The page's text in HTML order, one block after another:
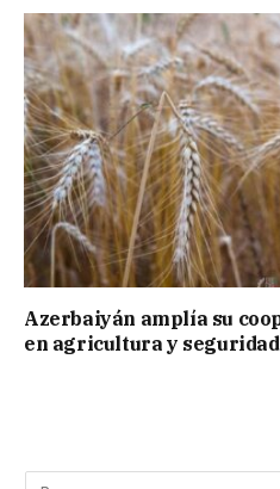
Azerbaiyán amplía su
en agricultura y